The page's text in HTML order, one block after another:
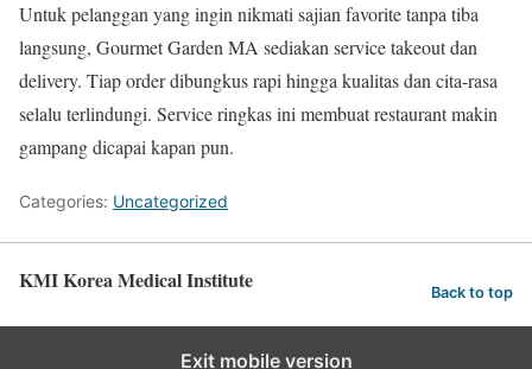
Untuk pelanggan yang ingin nikmati sajian favorite tanpa tiba
langsung, Gourmet Garden MA sediakan service takeout dan
delivery. Tiap order dibungkus rapi hingga kualitas dan cita-rasa
selalu terlindungi. Service ringkas ini membuat restaurant makin
gampang dicapai kapan pun.
Categories: Uncategorized
KMI Korea Medical Institute Back to top
Exit mobile version